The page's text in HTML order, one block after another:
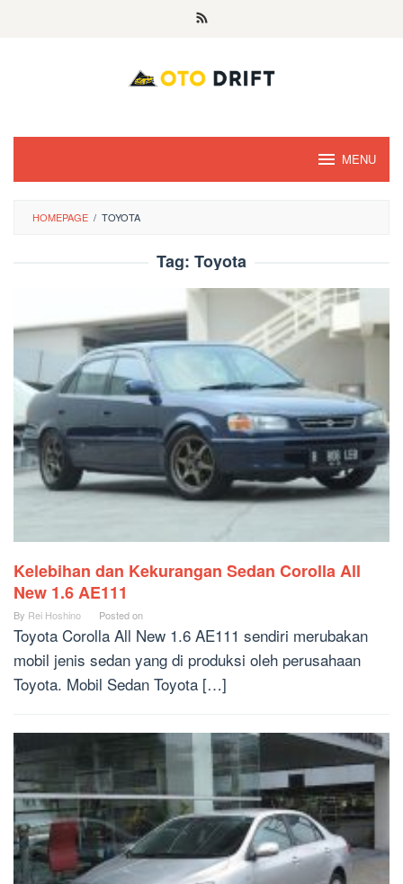
MENU
HOMEPAGE / TOYOTA
Tag: Toyota
Kelebihan dan Kekurangan Sedan Corolla All
New 1.6 AE111
By Rei Hoshino Posted on
Toyota Corolla All New 1.6 AE111 sendiri merubakan
mobil jenis sedan yang di produksi oleh perusahaan
Toyota. Mobil Sedan Toyota […]